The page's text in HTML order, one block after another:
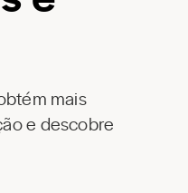
mais
e descobre